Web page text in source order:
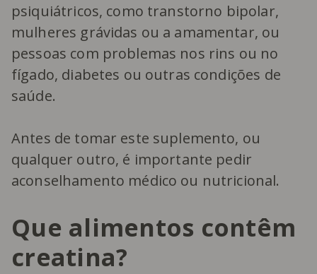
psiquiátricos, como transtorno bipolar,
mulheres grávidas ou a amamentar, ou
pessoas com problemas nos rins ou no
fígado, diabetes ou outras condições de
saúde.
Antes de tomar este suplemento, ou
qualquer outro, é importante pedir
aconselhamento médico ou nutricional.
Que alimentos contêm
creatina?